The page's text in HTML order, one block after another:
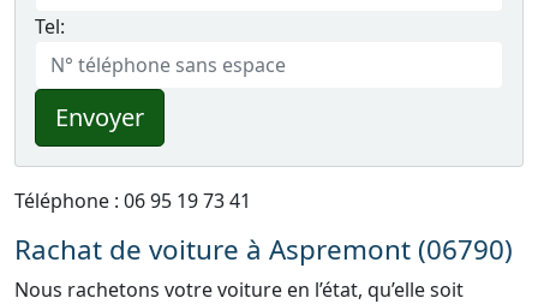
Tel:
Envoyer
Téléphone : 06 95 19 73 41
Rachat de voiture à Aspremont (06790)
Nous rachetons votre voiture en l’état, qu’elle soit